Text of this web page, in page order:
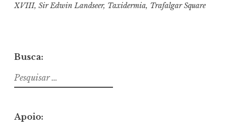
XVIII, Sir Edwin Landseer, Taxidermia, Trafalgar Square
Busca:
Pesquisar
por:
Apoio: